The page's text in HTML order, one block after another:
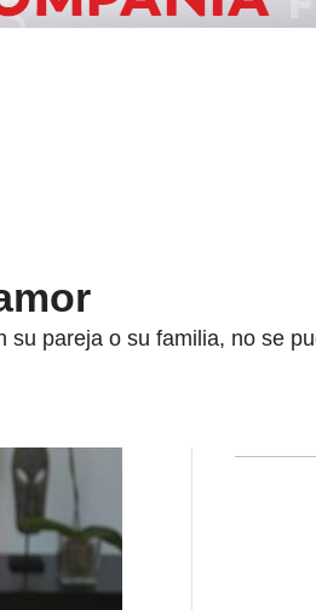
pareja o su familia, no se